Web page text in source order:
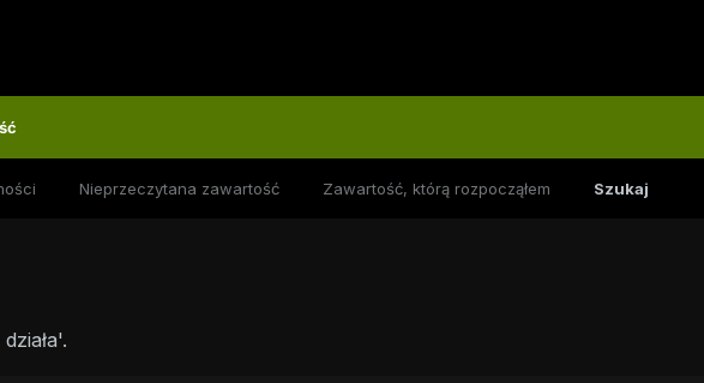
Nieprzeczytana zawartość Zawartość, którą rozpocząłem Szukaj